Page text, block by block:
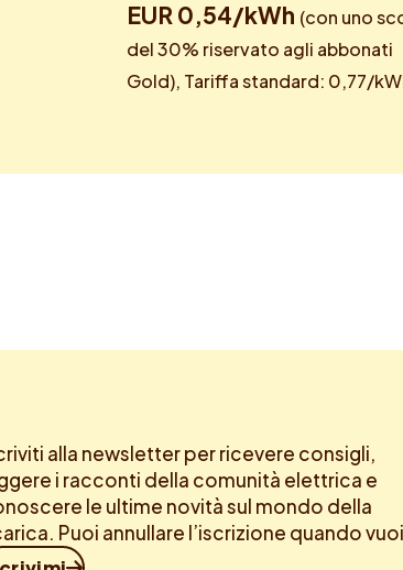
EUR 0,54/kWh (con uno
del 30% riservato agli abbonati
Gold), Tariffa standard: 0,77/
alla newsletter per ricevere consigli,
i racconti della comunità elettrica e
le ultime novità sul mondo della
Puoi annullare l’iscrizione quando